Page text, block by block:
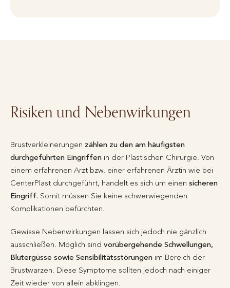
Risiken und Nebenwirkungen
Brustverkleinerungen zählen zu den am häufigsten
durchgeführten Eingriffen in der Plastischen Chirurgie. Von
einem erfahrenen Arzt bzw. einer erfahrenen Ärztin wie bei
CenterPlast durchgeführt, handelt es sich um einen sicheren
Eingriff. Somit müssen Sie keine schwerwiegenden
Komplikationen befürchten.
Gewisse Nebenwirkungen lassen sich jedoch nie gänzlich
ausschließen. Möglich sind vorübergehende Schwellungen,
Blutergüsse sowie Sensibilitätsstörungen im Bereich der
Brustwarzen. Diese Symptome sollten jedoch nach einiger
Zeit wieder von allein abklingen.